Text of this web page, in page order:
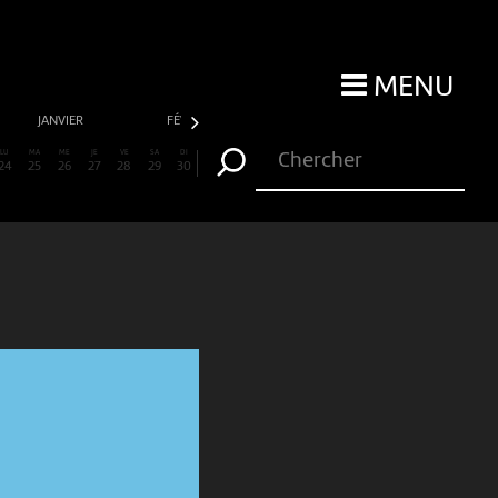
MENU
JANVIER FÉVRIER
LU MA
25
ME
26
JE
27
VE
28
SA
29
DI
30